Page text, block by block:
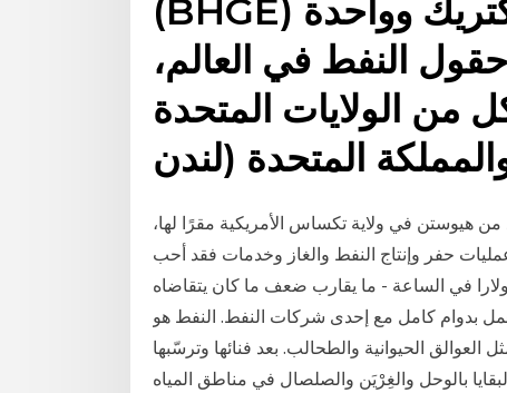
(BHGE) إحدى شركات جنرال إلكتريك وواحدة
النفط في العالم،
من الولايات المتحدة
المتحدة (لندن
من هيوستن في ولاية تكساس الأمريكية مقرًا لها،
حفر وإنتاج النفط والغاز وخدمات فقد أحب
البدني في حقول النفط كحبه لأجره الذي بلغ 24 دولارا في الساعة - ما يقارب ضعف ما كان يتقاضاه
بدوام كامل مع إحدى شركات النفط. النفط هو
الحيوانية والطحالب. بعد فنائها وترسّبها
بالوحل والغِرْيَن والصلصال في مناطق المياه